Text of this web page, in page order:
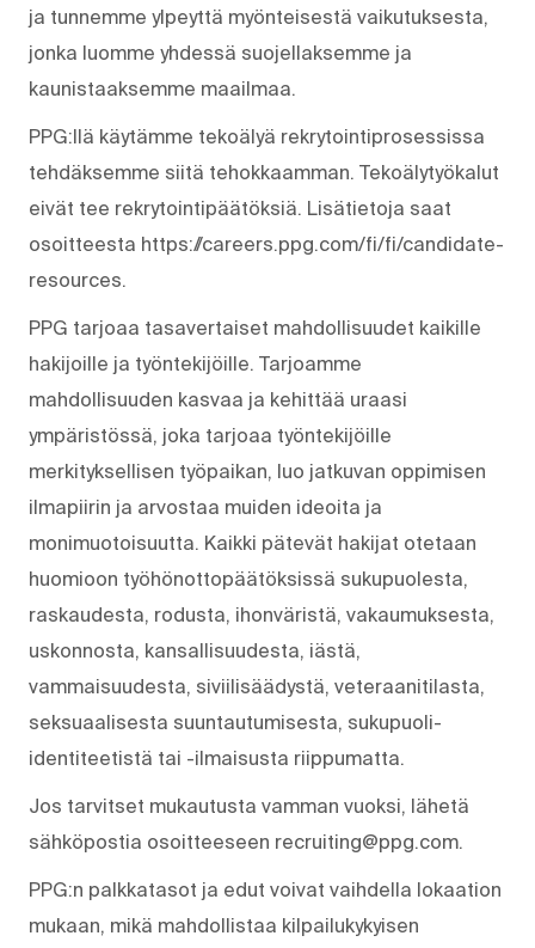
ja tunnemme ylpeyttä myönteisestä vaikutuksesta,
jonka luomme yhdessä suojellaksemme ja
kaunistaaksemme maailmaa.
PPG:llä käytämme tekoälyä rekrytointiprosessissa
tehdäksemme siitä tehokkaamman. Tekoälytyökalut
eivät tee rekrytointipäätöksiä. Lisätietoja saat
osoitteesta https://careers.ppg.com/fi/fi/candidate-
resources.
PPG tarjoaa tasavertaiset mahdollisuudet kaikille
hakijoille ja työntekijöille. Tarjoamme
mahdollisuuden kasvaa ja kehittää uraasi
ympäristössä, joka tarjoaa työntekijöille
merkityksellisen työpaikan, luo jatkuvan oppimisen
ilmapiirin ja arvostaa muiden ideoita ja
monimuotoisuutta. Kaikki pätevät hakijat otetaan
huomioon työhönottopäätöksissä sukupuolesta,
raskaudesta, rodusta, ihonväristä, vakaumuksesta,
uskonnosta, kansallisuudesta, iästä,
vammaisuudesta, siviilisäädystä, veteraanitilasta,
seksuaalisesta suuntautumisesta, sukupuoli-
identiteetistä tai -ilmaisusta riippumatta.
Jos tarvitset mukautusta vamman vuoksi, lähetä
sähköpostia osoitteeseen recruiting@ppg.com.
PPG:n palkkatasot ja edut voivat vaihdella lokaation
mukaan, mikä mahdollistaa kilpailukykyisen